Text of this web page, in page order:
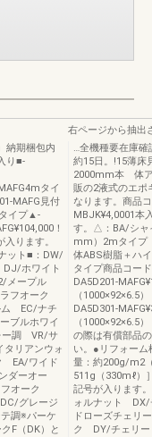
納期梱包内
り■-
タイ
MAFG見付
イプ▲-
！
ります。
ット■：DW/
ホワイト
メープル
フオーク
ム EC/ナチ
ブルホワイ
ー調 VR/サ
リアンウォ
EA/ワイド
ダーオー
オーク
グレージ
調※パーケ
F（DK）と
右ページから抽出
…全機種要在庫確
約15日。!15薄床
2000mm本 体ア
販の2液式のエポ
なります。商品
MBJK¥4,0001本
す。△：BA/シャ
mm）2mタイプ
体ABS樹脂＋ハ
タイプ商品コー
DA5D201-
（1000×92×6.5
DA5D301-
（1000×92×6.5
の際は有償部品
い。●リフォーム
量：約200g/m2
511g（330mℓ）
記号が入ります
ォルナット
ドローズチェ
ク DY/チェリ